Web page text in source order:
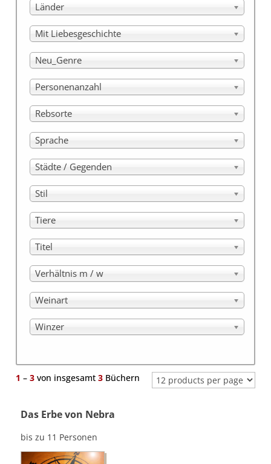
Länder
Mit Liebesgeschichte
Neu_Genre
Personenanzahl
Rebsorte
Sprache
Städte / Gegenden
Stil
Tiere
Titel
Verhältnis m / w
Weinart
Winzer
1 –3 von insgesamt3 Büchern
Das Erbe von Nebra
bis zu 11 Personen